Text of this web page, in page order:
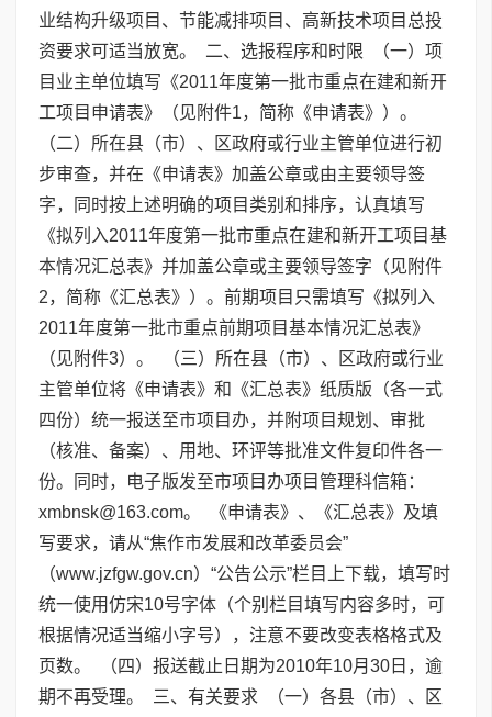
业结构升级项目、节能减排项目、高新技术项目总投
资要求可适当放宽。 二、选报程序和时限 （一）项
目业主单位填写《2011年度第一批市重点在建和新开
工项目申请表》（见附件1，简称《申请表》）。
（二）所在县（市）、区政府或行业主管单位进行初
步审查，并在《申请表》加盖公章或由主要领导签
字，同时按上述明确的项目类别和排序，认真填写
《拟列入2011年度第一批市重点在建和新开工项目基
本情况汇总表》并加盖公章或主要领导签字（见附件
2，简称《汇总表》）。前期项目只需填写《拟列入
2011年度第一批市重点前期项目基本情况汇总表》
（见附件3）。 （三）所在县（市）、区政府或行业
主管单位将《申请表》和《汇总表》纸质版（各一式
四份）统一报送至市项目办，并附项目规划、审批
（核准、备案）、用地、环评等批准文件复印件各一
份。同时，电子版发至市项目办项目管理科信箱：
xmbnsk@163.com。 《申请表》、《汇总表》及填
写要求，请从“焦作市发展和改革委员会”
（www.jzfgw.gov.cn）“公告公示”栏目上下载，填写时
统一使用仿宋10号字体（个别栏目填写内容多时，可
根据情况适当缩小字号），注意不要改变表格格式及
页数。 （四）报送截止日期为2010年10月30日，逾
期不再受理。 三、有关要求 （一）各县（市）、区